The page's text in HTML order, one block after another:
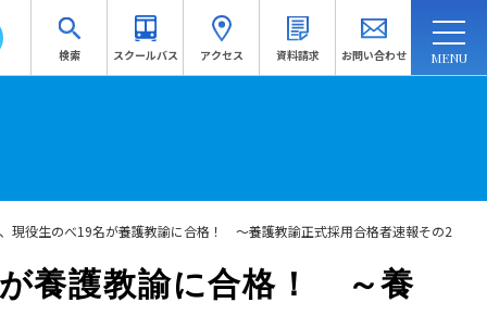
検索 スクールバス アクセス 資料請求 お問い合わせ
現役生のべ19名が養護教諭に合格！ ～養護教諭正式採用合格者速報その2
養護教諭に合格！ ～養